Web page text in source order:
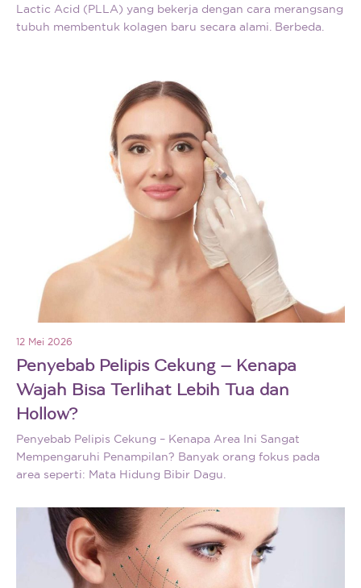
Lactic Acid (PLLA) yang bekerja dengan cara merangsang
tubuh membentuk kolagen baru secara alami. Berbeda.
12 Mei 2026
Penyebab Pelipis Cekung – Kenapa
Wajah Bisa Terlihat Lebih Tua dan
Hollow?
Penyebab Pelipis Cekung – Kenapa Area Ini Sangat
Mempengaruhi Penampilan? Banyak orang fokus pada
area seperti: Mata Hidung Bibir Dagu.